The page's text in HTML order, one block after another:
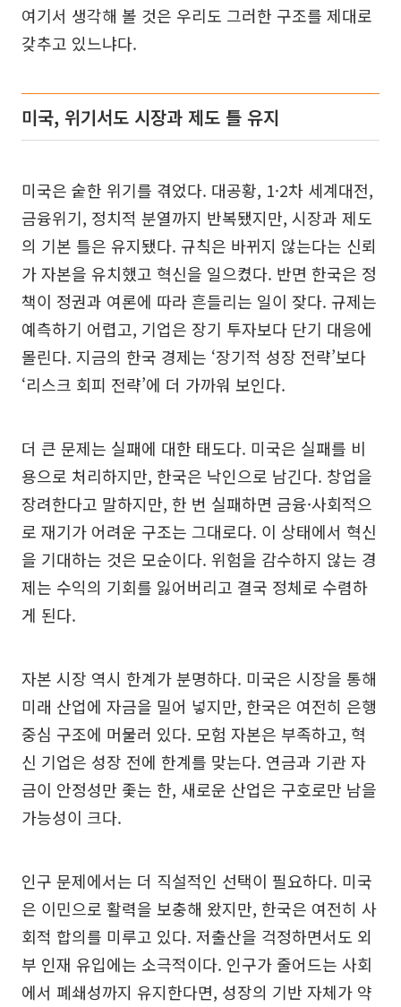
여기서 생각해 볼 것은 우리도 그러한 구조를 제대로
갖추고 있느냐다.
미국, 위기서도 시장과 제도 틀 유지
미국은 숱한 위기를 겪었다. 대공황, 1·2차 세계대전,
금융위기, 정치적 분열까지 반복됐지만, 시장과 제도
의 기본 틀은 유지됐다. 규칙은 바뀌지 않는다는 신뢰
가 자본을 유치했고 혁신을 일으켰다. 반면 한국은 정
책이 정권과 여론에 따라 흔들리는 일이 잦다. 규제는
예측하기 어렵고, 기업은 장기 투자보다 단기 대응에
몰린다. 지금의 한국 경제는 ‘장기적 성장 전략’보다
‘리스크 회피 전략’에 더 가까워 보인다.
더 큰 문제는 실패에 대한 태도다. 미국은 실패를 비
용으로 처리하지만, 한국은 낙인으로 남긴다. 창업을
장려한다고 말하지만, 한 번 실패하면 금융·사회적으
로 재기가 어려운 구조는 그대로다. 이 상태에서 혁신
을 기대하는 것은 모순이다. 위험을 감수하지 않는 경
제는 수익의 기회를 잃어버리고 결국 정체로 수렴하
게 된다.
자본 시장 역시 한계가 분명하다. 미국은 시장을 통해
미래 산업에 자금을 밀어 넣지만, 한국은 여전히 은행
중심 구조에 머물러 있다. 모험 자본은 부족하고, 혁
신 기업은 성장 전에 한계를 맞는다. 연금과 기관 자
금이 안정성만 좇는 한, 새로운 산업은 구호로만 남을
가능성이 크다.
인구 문제에서는 더 직설적인 선택이 필요하다. 미국
은 이민으로 활력을 보충해 왔지만, 한국은 여전히 사
회적 합의를 미루고 있다. 저출산을 걱정하면서도 외
부 인재 유입에는 소극적이다. 인구가 줄어드는 사회
에서 폐쇄성까지 유지한다면, 성장의 기반 자체가 약